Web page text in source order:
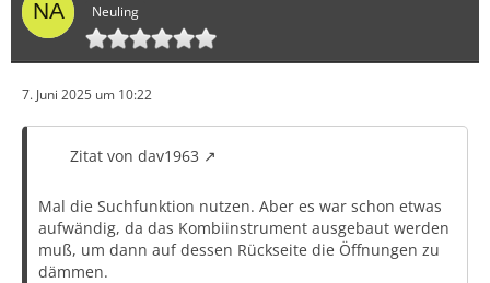
Neuling
7. Juni 2025 um 10:22
Zitat von dav1963
Mal die Suchfunktion nutzen. Aber es war schon etwas
aufwändig, da das Kombiinstrument ausgebaut werden
muß, um dann auf dessen Rückseite die Öffnungen zu
dämmen.